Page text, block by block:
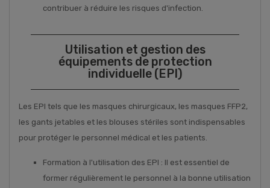
contribuer à réduire les risques d'infection.
Utilisation et gestion des
équipements de protection
individuelle (EPI)
Les EPI tels que les masques chirurgicaux, les masques FFP2,
les gants jetables et les blouses stériles sont indispensables
pour protéger le personnel médical et les patients.
Formation à l'utilisation des EPI : Il est essentiel de
former régulièrement le personnel à la bonne utilisation